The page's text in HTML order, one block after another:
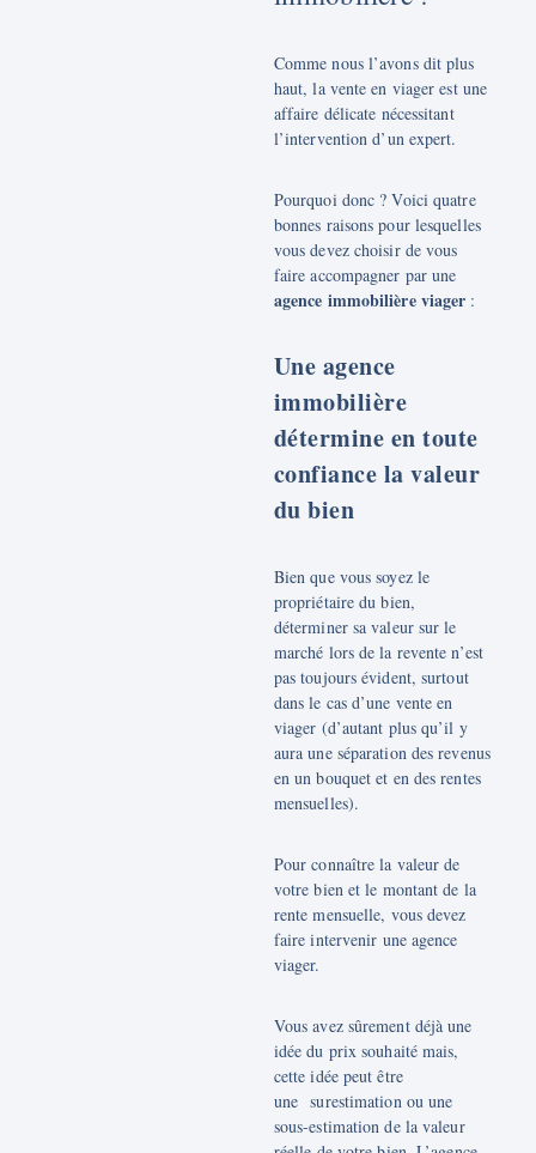
Comme nous l’avons dit plus
haut, la vente en viager est une
affaire délicate nécessitant
l’intervention d’un expert.
Pourquoi donc ? Voici quatre
bonnes raisons pour lesquelles
vous devez choisir de vous
faire accompagner par une
agence immobilière viager :
Une agence
immobilière
détermine en toute
confiance la valeur
du bien
Bien que vous soyez le
propriétaire du bien,
déterminer sa valeur sur le
marché lors de la revente n’est
pas toujours évident, surtout
dans le cas d’une vente en
viager (d’autant plus qu’il y
aura une séparation des revenus
en un bouquet et en des rentes
mensuelles).
Pour connaître la valeur de
votre bien et le montant de la
rente mensuelle, vous devez
faire intervenir une agence
viager.
Vous avez sûrement déjà une
idée du prix souhaité mais,
cette idée peut être
une surestimation ou une
sous-estimation de la valeur